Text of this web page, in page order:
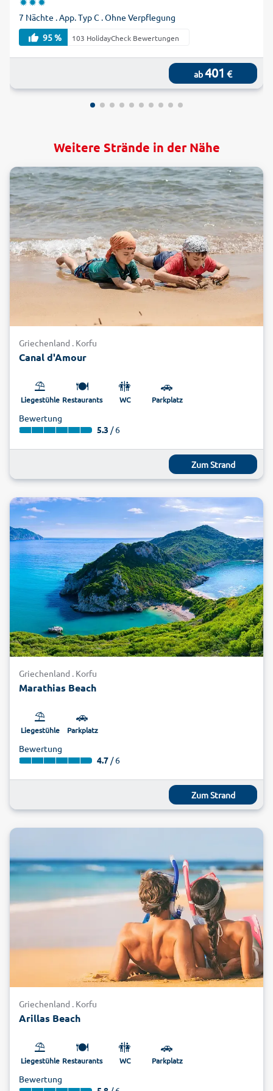
7 Nächte . App. Typ C . Ohne Verpflegung
95 %
103 HolidayCheck Bewertungen
ab401 €
Weitere Strände in der Nähe
Griechenland . Korfu
Canal d'Amour
⛱️
Liegestühle
🍽️
Restaurants
🚻
WC
🚗
Parkplatz
Bewertung
5.3 / 6
Zum Strand
Griechenland . Korfu
Marathias Beach
⛱️
Liegestühle
🚗
Parkplatz
Bewertung
4.7 / 6
Zum Strand
Griechenland . Korfu
Arillas Beach
⛱️
Liegestühle
🍽️
Restaurants
🚻
WC
🚗
Parkplatz
Bewertung